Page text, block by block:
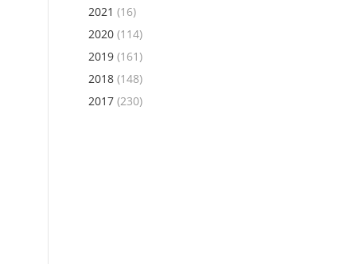
2021 (16)
2020(114)
2019(161)
2018(148)
2017(230)